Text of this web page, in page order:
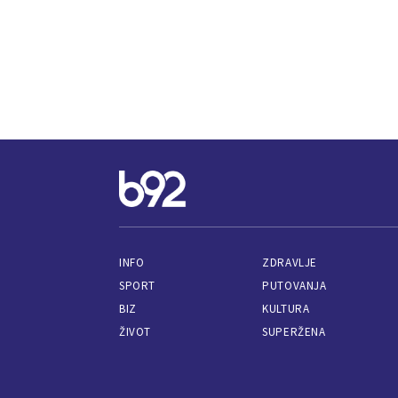
INFO
SPORT
BIZ
ŽIVOT
ZDRAVLJE
PUTOVANJA
KULTURA
SUPERŽENA